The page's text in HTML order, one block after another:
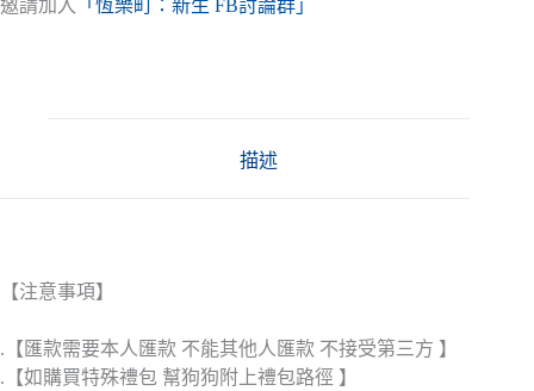
邀請加入 「恆樂町：新生 FB討論群」
描述
【注意事項】
.【匯款需要本人匯款 不能其他人匯款 不接受第三方 】
.【如購買特殊禮包 幫狗狗附上禮包路徑 】